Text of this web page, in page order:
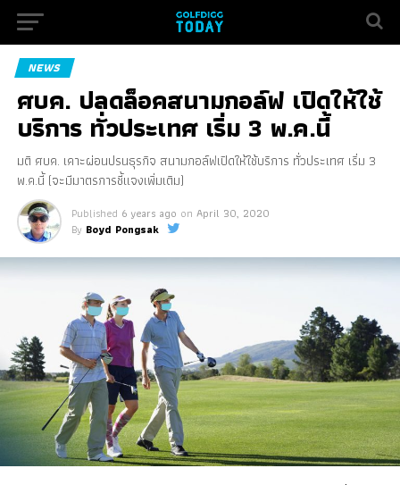
NEWS
ศบค. ปลดล็อคสนามกอล์ฟ เปิดให้ใช้
บริการ ทั่วประเทศ เริ่ม 3 พ.ค.นี้
มติ ศบค. เคาะผ่อนปรนธุรกิจ สนามกอล์ฟเปิดให้ใช้บริการ ทั่วประเทศ เริ่ม 3
พ.ค.นี้ (จะมีมาตรการชี้แจงเพิ่มเติม)
Published 6 years ago on April 30, 2020
By Boyd Pongsak